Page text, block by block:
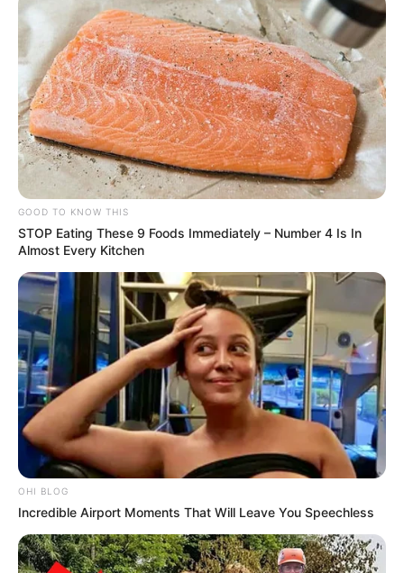
GOOD TO KNOW THIS
STOP Eating These 9 Foods Immediately – Number 4 Is In
Almost Every Kitchen
OHI BLOG
Incredible Airport Moments That Will Leave You Speechless